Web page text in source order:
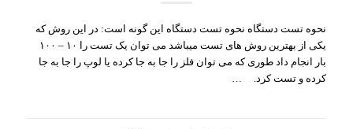
نحوه تست دستگاه نحوه تست دستگاه این گونه است: در این روش که
یکی از بهترین روش های تست میباشد می توان یک تست را ۱۰ – ۱۰۰
بار انجام داد طوری که می توان فلز را جا به جا کرده یا لوپ را جا به جا
کرده و تست کرد. …